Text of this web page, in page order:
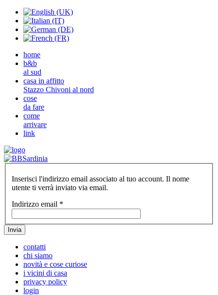
home
b&b
al sud
casa in affitto
Stazzo Chivoni al nord
cose
da fare
come
arrivare
link
Inserisci l'indirizzo email associato al tuo account. Il nome
utente ti verrà inviato via email.
Indirizzo email *
Invia
contatti
chi siamo
novità e cose curiose
i vicini di casa
privacy policy
login